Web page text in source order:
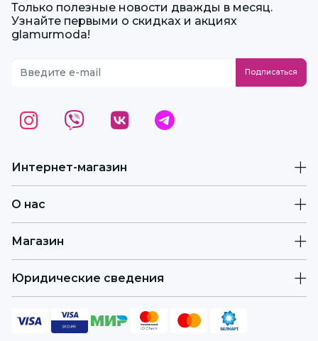
Интернет-магазин
О нас
Магазин
Юридические сведения
Только полезные новости дважды в месяц.
Узнайте первыми о скидках и акциях
glamurmoda!